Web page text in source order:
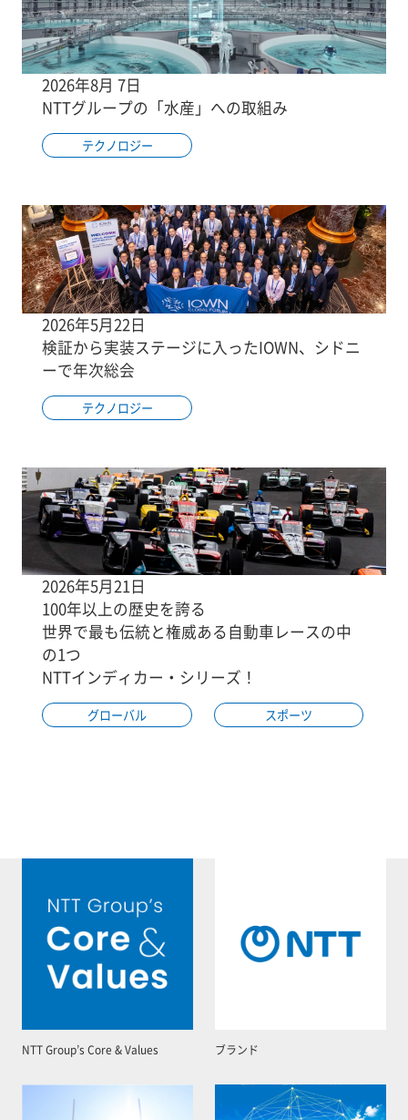
2026年8月 7日
NTTグループの「水産」への取組み
テクノロジー
2026年5月22日
検証から実装ステージに入ったIOWN、シドニ
ーで年次総会
テクノロジー
2026年5月21日
100年以上の歴史を誇る
世界で最も伝統と権威ある自動車レースの中
の1つ
NTTインディカー・シリーズ！
グローバル スポーツ
NTT Group’s Core & Values ブランド